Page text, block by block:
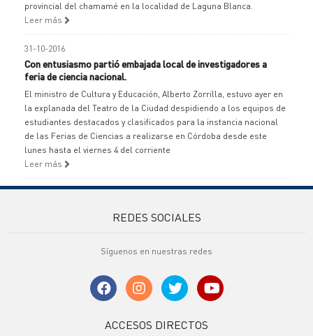
provincial del chamamé en la localidad de Laguna Blanca.
Leer más
31-10-2016
Con entusiasmo partió embajada local de investigadores a
feria de ciencia nacional.
El ministro de Cultura y Educación, Alberto Zorrilla, estuvo ayer en
la explanada del Teatro de la Ciudad despidiendo a los equipos de
estudiantes destacados y clasificados para la instancia nacional
de las Ferias de Ciencias a realizarse en Córdoba desde este
lunes hasta el viernes 4 del corriente
Leer más
REDES SOCIALES
Síguenos en nuestras redes
ACCESOS DIRECTOS